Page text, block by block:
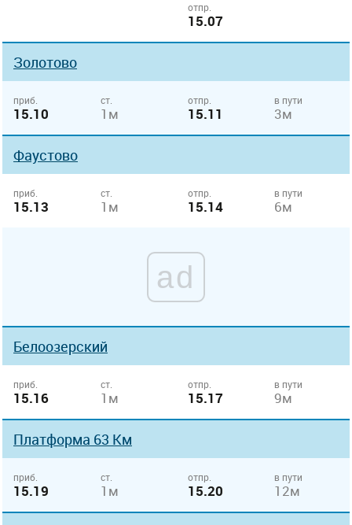
отпр.
15.07
Золотово
приб.
15.10
ст.
1м
отпр.
15.11
в пути
3м
Фаустово
приб.
15.13
ст.
1м
отпр.
15.14
в пути
6м
ad
Белоозерский
приб.
15.16
ст.
1м
отпр.
15.17
в пути
9м
Платформа 63 Км
приб.
15.19
ст.
1м
отпр.
15.20
в пути
12м